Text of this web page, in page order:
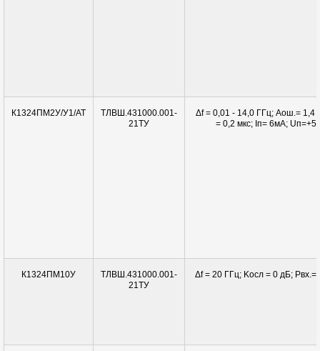
К1324ПМ2У/У1/АТ
ТЛВШ.431000.001-
21ТУ
Δf = 0,01 - 14,0 ГГц; Aош.= 1,4
= 0,2 мкс; Iп= 6мА;
К1324ПМ10У
ТЛВШ.431000.001-
21ТУ
Δf = 20 ГГц; Kосл = 0 дБ; Pвx.=